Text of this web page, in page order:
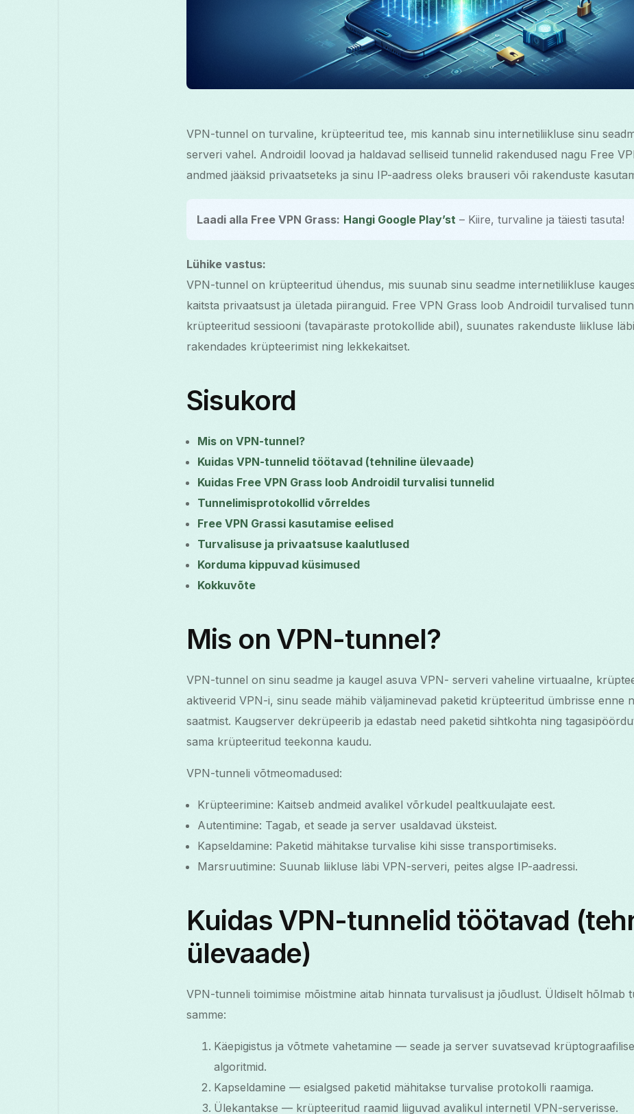
VPN-tunnel on turvaline, krüpteeritud tee, mis kannab sinu internetiliikluse sinu
serveri vahel. Androidil loovad ja haldavad selliseid tunnelid rakendused nagu Free
andmed jääksid privaatseteks ja sinu IP-aadress oleks brauseri või rakenduste
Laadi alla Free VPN Grass: Hangi Google Play’st – Kiire, turvaline ja täiesti tasuta!
Lühike vastus:
VPN-tunnel on krüpteeritud ühendus, mis suunab sinu seadme internetiliikluse
kaitsta privaatsust ja ületada piiranguid. Free VPN Grass loob Androidil turvalised
krüpteeritud sessiooni (tavapäraste protokollide abil), suunates rakenduste liikluse
rakendades krüpteerimist ning lekkekaitset.
Sisukord
Mis on VPN-tunnel?
Kuidas VPN-tunnelid töötavad (tehniline ülevaade)
Kuidas Free VPN Grass loob Androidil turvalisi tunnelid
Tunnelimisprotokollid võrreldes
Free VPN Grassi kasutamise eelised
Turvalisuse ja privaatsuse kaalutlused
Korduma kippuvad küsimused
Kokkuvõte
Mis on VPN-tunnel?
VPN-tunnel on sinu seadme ja kaugel asuva VPN- serveri vaheline virtuaalne,
aktiveerid VPN-i, sinu seade mähib väljaminevad paketid krüpteeritud ümbrisse enne
saatmist. Kaugserver dekrüpeerib ja edastab need paketid sihtkohta ning
sama krüpteeritud teekonna kaudu.
VPN-tunneli võtmeomadused:
Krüpteerimine: Kaitseb andmeid avalikel võrkudel pealtkuulajate eest.
Autentimine: Tagab, et seade ja server usaldavad üksteist.
Kapseldamine: Paketid mähitakse turvalise kihi sisse transportimiseks.
Marsruutimine: Suunab liikluse läbi VPN-serveri, peites algse IP-aadressi.
Kuidas VPN-tunnelid töötavad
ülevaade)
VPN-tunneli toimimise mõistmine aitab hinnata turvalisust ja jõudlust. Üldiselt hõlmab
samme:
Käepigistus ja võtmete vahetamine — seade ja server suvatsevad
algoritmid.
Kapseldamine — esialgsed paketid mähitakse turvalise protokolli raamiga.
Ülekantakse — krüpteeritud raamid liiguvad avalikul internetil VPN-serverisse.